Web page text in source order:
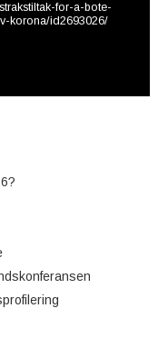
for-a-bote-
korona/id2693026/